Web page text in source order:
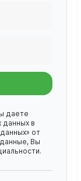
даете
данных в
от
Вы
.